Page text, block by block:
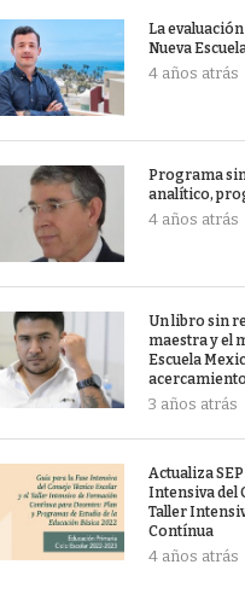
La
Nueva
4 años atrás
Programa
analítico,
4 años atrás
Un libro sin
maestra y el
Escuela
acercamiento
3 años atrás
Actualiza
Intensiva del
Taller
Contínua
4 años atrás